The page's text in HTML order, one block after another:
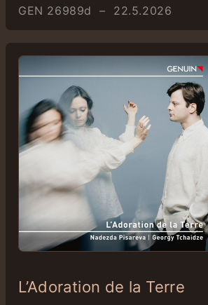
GEN 26989d – 22.5.2026
L’Adoration de la Terre